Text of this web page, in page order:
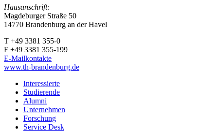
Hausanschrift:
Magdeburger Straße 50
14770 Brandenburg an der Havel
T +49 3381 355-0
F +49 3381 355-199
E-Mailkontakte
www.th-brandenburg.de
Interessierte
Studierende
Alumni
Unternehmen
Forschung
Service Desk